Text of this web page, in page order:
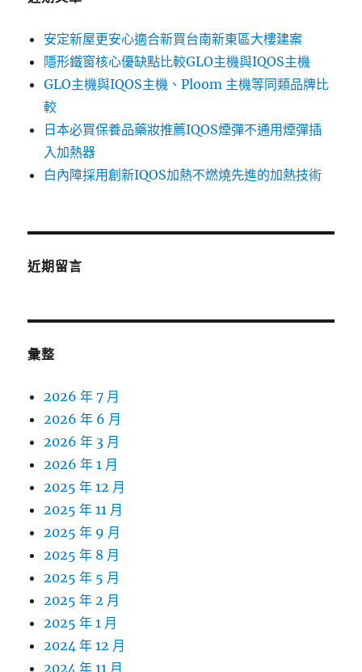
安定新屋更安心適合新買台南新東區大樓建案
隱形鐵窗核心優缺點比較GLO主機與IQOS主機
GLO主機與IQOS主機、Ploom 主機等同類品牌比
較
日本必買保養品藥妝推薦IQOS煙彈不通用煙彈插
入加熱器
白內障採用創新IQOS加熱不燃燒先進的加熱技術
近期留言
彙整
2026 年 7 月
2026 年 6 月
2026 年 3 月
2026 年 1 月
2025 年 12 月
2025 年 11 月
2025 年 9 月
2025 年 8 月
2025 年 5 月
2025 年 2 月
2025 年 1 月
2024 年 12 月
2024 年 11 月